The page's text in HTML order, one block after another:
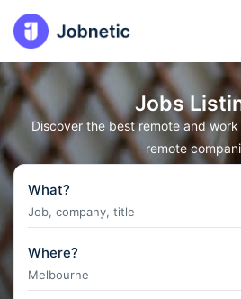
Jobs
Discover the best remote and
remote
What?
Where?
Melbourne